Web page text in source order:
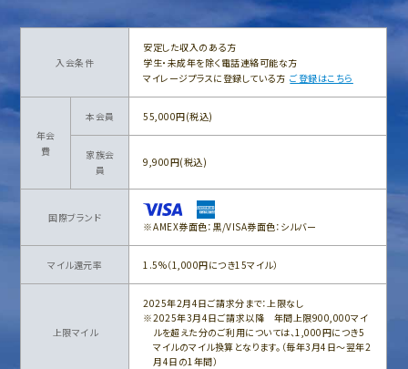
入会条件
安定した収入のある方
学生・未成年を除く電話連絡可能な方
マイレージプラスに登録している方 ご登録はこちら
年会
費
本会員 55,000円(税込)
家族会
員
9,900円(税込)
国際ブランド
AMEX券面色：黒/VISA券面色：シルバー
マイル還元率 1.5%（1,000円につき15マイル）
上限マイル
2025年2月4日ご請求分まで：上限なし
2025年3月4日ご請求以降 年間上限900,000マイ
ルを超えた分のご利用については、1,000円につき5
マイルのマイル換算となります。（毎年3月4日～翌年2
月4日の1年間）